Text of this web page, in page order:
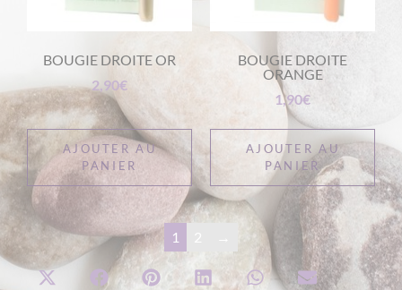
BOUGIE DROITE OR
2,90€
AJOUTER AU
PANIER
BOUGIE DROITE
ORANGE
1,90€
AJOUTER AU
PANIER
1 2 →